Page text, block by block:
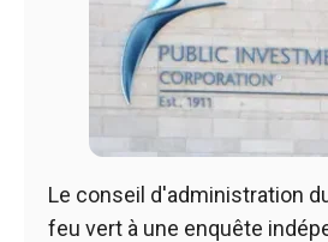
Le conseil d'administration
feu vert à une enquête